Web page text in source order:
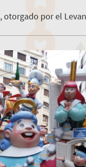
, otorgado por el